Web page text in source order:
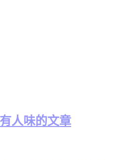
人味的文章